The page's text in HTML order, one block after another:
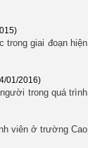
trong giai đoạn hiện
01/2016)
trong quá trình
viên ở trường Cao